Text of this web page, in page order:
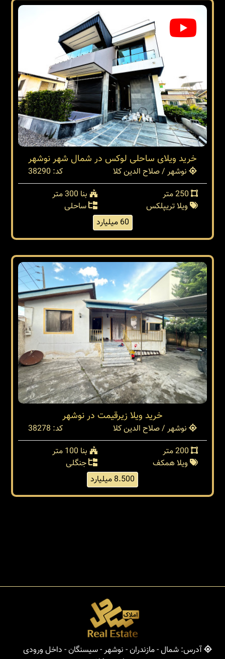
خرید ویلای ساحلی لوکس در شمال شهر نوشهر
نوشهر / صلاح الدین کلا
کد: 38290
بنا 300 متر
ویلا تریپلکس
ساحلی
60 میلیارد
خريد ويلا زيرقيمت در نوشهر
نوشهر / صلاح الدین کلا
کد: 38278
بنا 100 متر
ویلا همکف
جنگلی
8.500 میلیارد
آدرس: شمال - مازندران - نوشهر - سیسنگان - داخل ورودی